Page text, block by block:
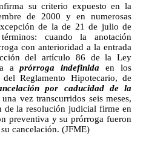
su criterio expuesto en la
de 2000 y en numerosas
de la de 21 de julio de
cuando la anotación
con anterioridad a la entrada
del artículo 86 de la Ley
aprórroga indefinida en los
Reglamento Hipotecario, de
por caducidad de la
vez transcurridos seis meses,
de la resolución judicial firme en
preventiva y su prórroga fueron
cancelación. (JFME)